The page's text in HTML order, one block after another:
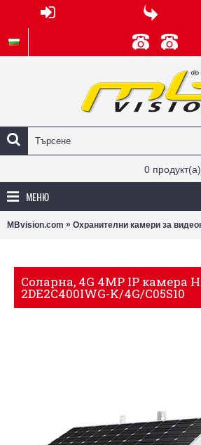
0
МЕНЮ
MBvision.com » Охранителни камери за
Соларна, 4G 4MP IP камера
2DE2C400IWG-K/4G/C05S10